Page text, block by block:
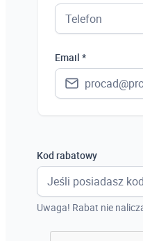
Email *
Kod rabatowy
Uwaga! Rabat nie
Ukraina
Niemcy
Wielka Brytania
Włochy
Francja
Szwecja
Holandia